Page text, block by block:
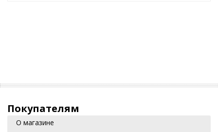
Покупателям
О магазине